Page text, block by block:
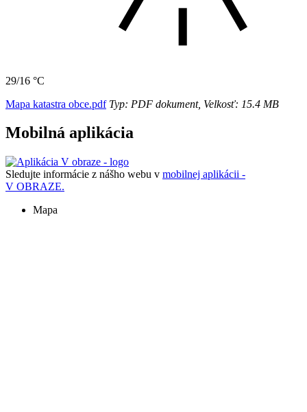
29/16 °C
Mapa katastra obce.pdfTyp: PDF dokument, Velkosť: 15.4 MB
Mobilná aplikácia
Sledujte informácie z nášho webu v mobilnej aplikácii -
V OBRAZE.
Mapa